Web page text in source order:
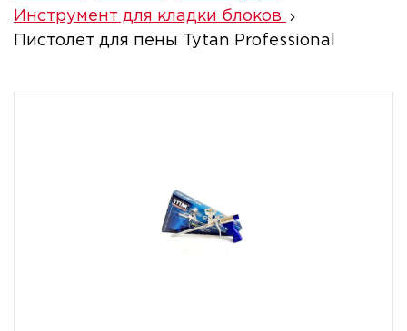
Инструмент для кладки блоков
Пистолет для пены Tytan Professional